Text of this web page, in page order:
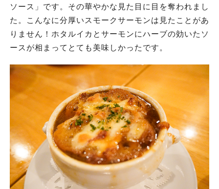
ソース」です。その華やかな見た目に目を奪われまし
た。こんなに分厚いスモークサーモンは見たことがあ
りません！ホタルイカとサーモンにハーブの効いたソ
ースが相まってとても美味しかったです。